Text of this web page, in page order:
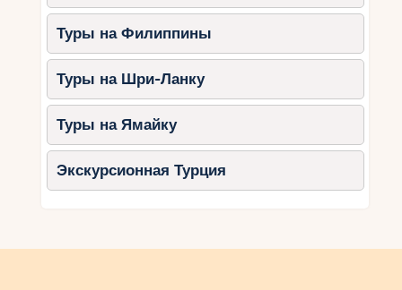
Туры на Филиппины
Туры на Шри-Ланку
Туры на Ямайку
Экскурсионная Турция